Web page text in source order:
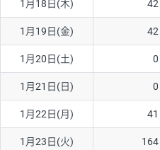
ソ/円は10万通貨単位。
1月18日(木) 42
1月19日(金) 42
1月20日(土) 0
1月21日(日) 0
1月22日(月) 41
1月23日(火) 164